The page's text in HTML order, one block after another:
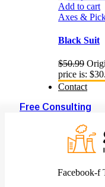
Add to cart
Axes &
Black Suit
$50.99
price is:
Contact
Free Consulting
Facebook-f